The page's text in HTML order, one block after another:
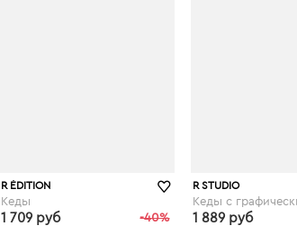
R ÉDITION
Кеды
-40%
1 709 руб
R STUDIO
1 889 руб